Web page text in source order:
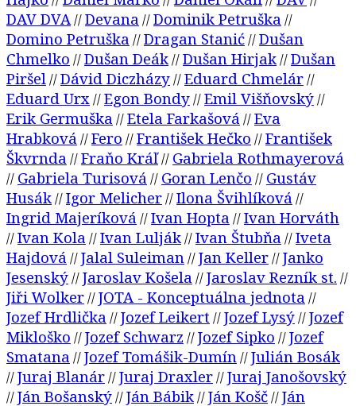
DAV DVA//Devana //Dominik Petruška //
Domino Petruška //Dragan Stanić//Dušan
Chmelko //Dušan Deák//Dušan Hirjak//Dušan
Piršel//Dávid Diczházy//Eduard Chmelár//
Eduard Urx//Egon Bondy//Emil Višňovský//
Erik Germuška //Etela Farkašová //Eva
Hrabková //Fero //František Hečko //František
Škvrnda //Fraňo Kráľ// Gabriela Rothmayerová
// Gabriela Turisová // Goran Lenčo // Gustáv
Husák//Igor Melicher//Ilona Švihlíková //
Ingrid Majeríková //Ivan Hopta //Ivan Horváth
//Ivan Kola //Ivan Lulják//Ivan Štubňa //Iveta
Hajdová //Jalal Suleiman//Jan Keller//Janko
Jesenský//Jaroslav Košela //Jaroslav Rezník st. //
Jiři Wolker//JOTA - Konceptuálna jednota //
Jozef Hrdlička //Jozef Leikert//Jozef Lysý//Jozef
Mikloško //Jozef Schwarz //Jozef Sipko //Jozef
Smatana //Jozef Tomášik-Dumín//Julián Bosák
//Juraj Blanár//Juraj Draxler//Juraj Janošovský
//Ján Bošanský//Ján Bábik//Ján Košč//Ján